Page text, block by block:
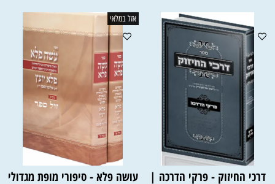
דרכי החיזוק - פרקי הדרכה |
אזל במלאי
עושה פלא - סיפורי מופת מגדולי